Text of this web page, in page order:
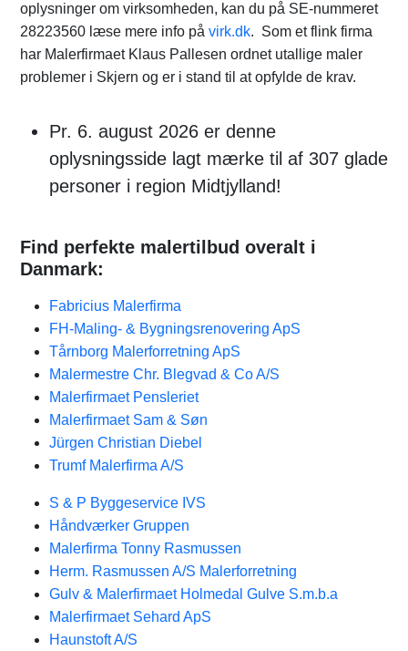
oplysninger om virksomheden, kan du på SE-nummeret
28223560 læse mere info på virk.dk. Som et flink firma
har Malerfirmaet Klaus Pallesen ordnet utallige maler
problemer i Skjern og er i stand til at opfylde de krav.
Pr. 6. august 2026 er denne
oplysningsside lagt mærke til af 307 glade
personer i region Midtjylland!
Find perfekte malertilbud overalt i
Danmark:
Fabricius Malerfirma
FH-Maling- & Bygningsrenovering ApS
Tårnborg Malerforretning ApS
Malermestre Chr. Blegvad & Co A/S
Malerfirmaet Pensleriet
Malerfirmaet Sam & Søn
Jürgen Christian Diebel
Trumf Malerfirma A/S
S & P Byggeservice IVS
Håndværker Gruppen
Malerfirma Tonny Rasmussen
Herm. Rasmussen A/S Malerforretning
Gulv & Malerfirmaet Holmedal Gulve S.m.b.a
Malerfirmaet Sehard ApS
Haunstoft A/S